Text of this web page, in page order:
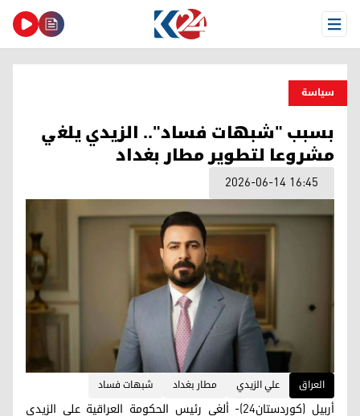
Open Menu
سیاسة
بسبب "شبهات فساد".. الزيدي يلغي
مشروعا لتطوير مطار بغداد
2026-06-14 16:45
العراق علي الزيدي مطار بغداد شبهات فساد
أربيل (كوردستان24)- ألغى رئيس الحكومة العراقية علي الزيدي